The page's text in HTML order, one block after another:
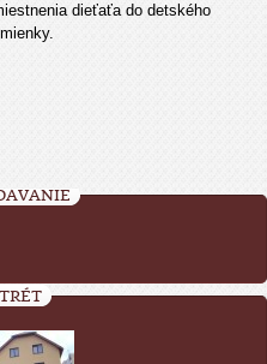
dieťaťa do detského